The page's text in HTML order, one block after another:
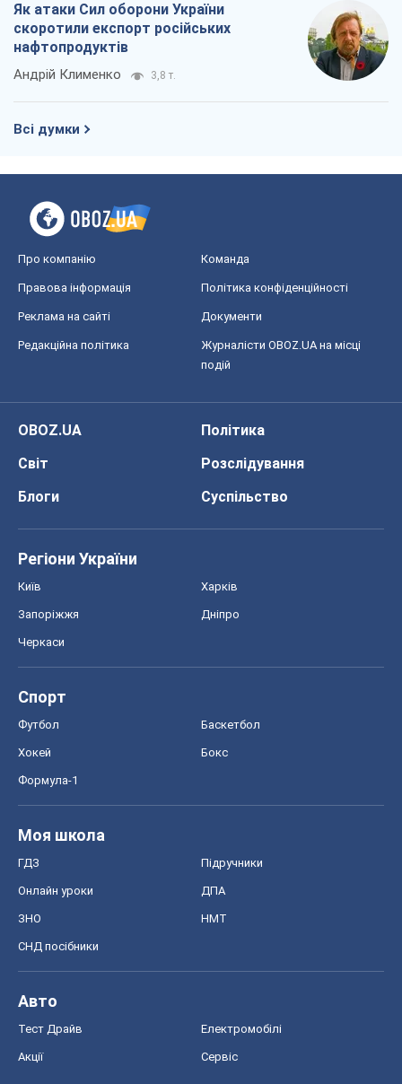
Як атаки Сил оборони України
скоротили експорт російських
нафтопродуктів
Андрій Клименко 3,8 т.
Всі думки
Про компанію Команда
Правова інформація Політика конфіденційності
Реклама на сайті Документи
Редакційна політика
Журналісти OBOZ.UA на місці
подій
OBOZ.UA
Політика
Світ
Розслідування
Блоги
Суспільство
Регіони України
Київ Харків
Запоріжжя Дніпро
Черкаси
Спорт
Футбол Баскетбол
Хокей Бокс
Формула-1
Моя школа
ГДЗ Підручники
Онлайн уроки ДПА
ЗНО НМТ
СНД посібники
Авто
Тест Драйв Електромобілі
Акції Сервіс